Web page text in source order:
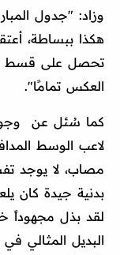
وزاد: "جدول
هكذا ببساطة،
تحصل على قسط
العكس تمامًا".
كما سُئل عن
لاعب الوسط
مصاب، لا يوجد
بدنية جيدة كان
لقد بذل مجهوداً
البديل المثالي